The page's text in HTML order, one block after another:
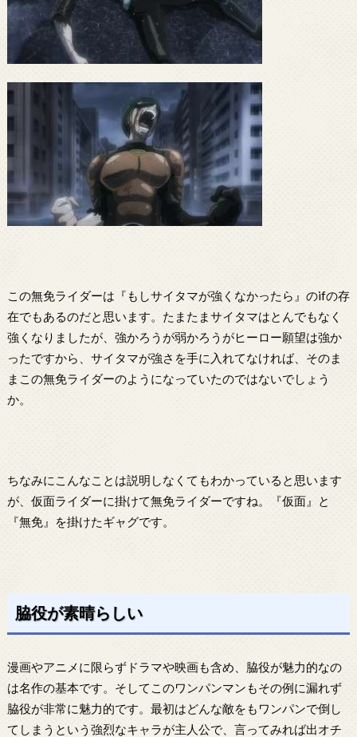
この無免ライダーは『もしサイタマが強くなかったら』のifの存
在でもあるのだと思います。たまたまサイタマはとんでもなく
強くなりましたが、強かろうが弱かろうがヒーロー願望は強か
ったですから、サイタマが強さを手に入れてなければ、そのま
まこの無免ライダーのようになっていたのではないでしょう
か。
ちなみにこんなことは説明しなくてもわかっていると思います
が、仮面ライダーに掛けて無免ライダーですね。『仮面』と
『無免』を掛けたギャグです。
脇役が素晴らしい
漫画やアニメに限らずドラマや映画も含め、脇役が魅力的なの
は名作の基本です。そしてこのワンパンマンもその例に漏れず
脇役が非常に魅力的です。最初はどんな敵をもワンパンで倒し
てしまうという強烈なキャラが主人公で、言ってみれば出オチ